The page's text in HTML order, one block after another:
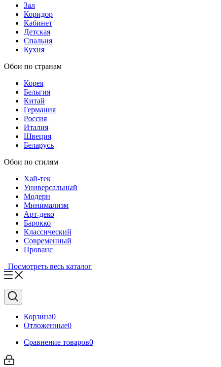
Зал
Коридор
Кабинет
Детская
Спальня
Кухня
Обои по странам
Корея
Бельгия
Китай
Германия
Россия
Италия
Швеция
Беларусь
Обои по стилям
Хай-тек
Универсальный
Модерн
Минимализм
Арт-деко
Барокко
Классический
Современный
Прованс
Посмотреть весь каталог
Корзина0
Отложенные0
Сравнение товаров0